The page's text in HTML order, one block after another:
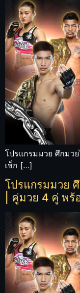
โปรแกรมมวย ศึกมว
เช็ก […]
โปรแกรมมวย
| คู่มวย 4 คู่ พ